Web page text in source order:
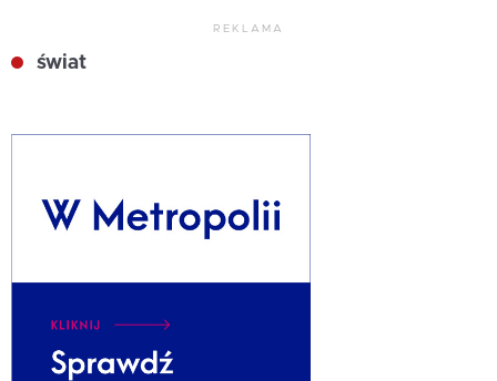
REKLAMA
świat